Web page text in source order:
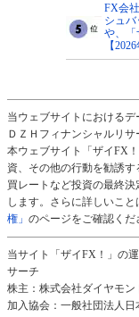
FX会
シュ
や、「
【
当ウェブサイトにおけるデ
ＤＺＨフィナンシャルリ
本ウェブサイト「ザイFX
資、その他の行動を勧誘
買レートなど投資の最終
します。さらに詳しいこと
権」 のページをご確認くだ
当サイト「ザイFX！」の
サーチ
株主：株式会社ダイヤモン
加入協会：一般社団法人日